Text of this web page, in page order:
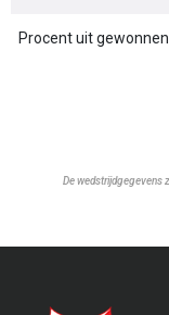
Procent uit gewonnen
De wedstrijdgegevens